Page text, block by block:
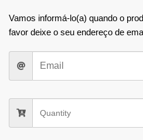
Vamos informá-lo(a) quando o
favor deixe o seu endereço de